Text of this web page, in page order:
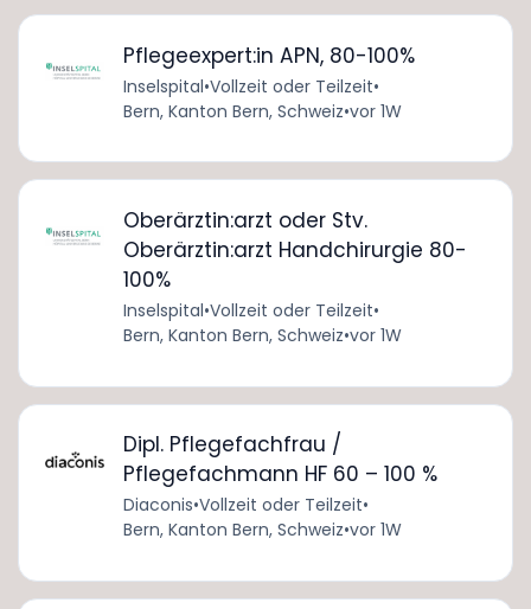
Pflegeexpert:in APN, 80-100%
Inselspital•Vollzeit oder Teilzeit•
Bern, Kanton Bern, Schweiz•vor 1W
Oberärztin:arzt oder Stv.
Oberärztin:arzt Handchirurgie 80-
100%
Inselspital•Vollzeit oder Teilzeit•
Bern, Kanton Bern, Schweiz•vor 1W
Dipl. Pflegefachfrau /
Pflegefachmann HF 60 – 100 %
Diaconis•Vollzeit oder Teilzeit•
Bern, Kanton Bern, Schweiz•vor 1W